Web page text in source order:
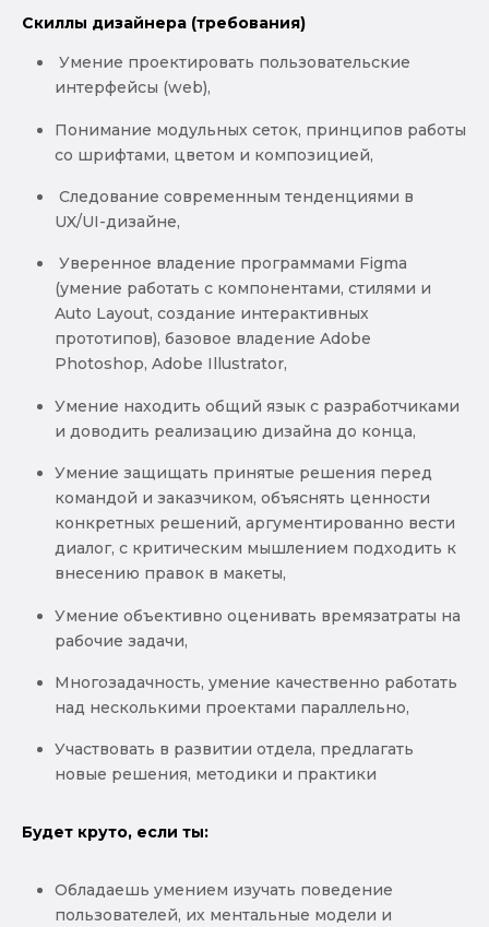
Скиллы дизайнера (требования)
Умение проектировать пользовательские
интерфейсы (web),
Понимание модульных сеток, принципов работы
со шрифтами, цветом и композицией,
Следование современным тенденциями в
UX/UI-дизайне,
Уверенное владение программами Figma
(умение работать с компонентами, стилями и
Auto Layout, создание интерактивных
прототипов), базовое владение Adobe
Photoshop, Adobe Illustrator,
Умение находить общий язык с разработчиками
и доводить реализацию дизайна до конца,
Умение защищать принятые решения перед
командой и заказчиком, объяснять ценности
конкретных решений, аргументированно вести
диалог, с критическим мышлением подходить к
внесению правок в макеты,
Умение объективно оценивать времязатраты на
рабочие задачи,
Многозадачность, умение качественно работать
над несколькими проектами параллельно,
Участвовать в развитии отдела, предлагать
новые решения, методики и практики
Будет круто, если ты:
Обладаешь умением изучать поведение
пользователей, их ментальные модели и